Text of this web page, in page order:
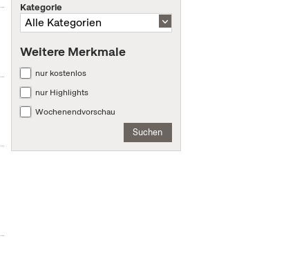
Kategorie
Weitere Merkmale
nur kostenlos
nur Highlights
Wochenendvorschau
Suchen